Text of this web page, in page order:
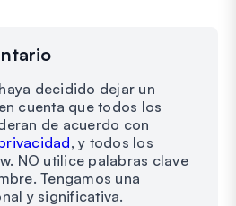
decidido dejar un
cuenta que todos los
de acuerdo con
, y todos los
NO utilice palabras clave
Tengamos una
y significativa.